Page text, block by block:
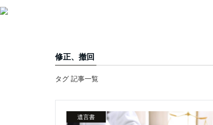
修正、撤回
タグ 記事一覧
遺言書